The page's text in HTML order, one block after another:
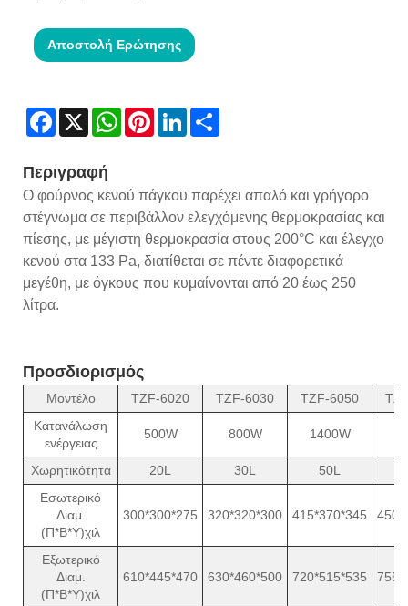
Αποστολή Ερώτησης
Facebook
X WhatsAppPinterestLinkedIn
Περιγραφή
Ο φούρνος κενού πάγκου παρέχει απαλό και γρήγορο
στέγνωμα σε περιβάλλον ελεγχόμενης θερμοκρασίας και
πίεσης, με μέγιστη θερμοκρασία στους 200°C και έλεγχο
κενού στα 133 Pa, διατίθεται σε πέντε διαφορετικά
μεγέθη, με όγκους που κυμαίνονται από 20 έως 250
λίτρα.
Προσδιορισμός
Μοντέλο TZF-6020 TZF-6030 TZF-6050
Κατανάλωση
ενέργειας
500W 800W 1400W
Χωρητικότητα 20L 30L 50L
Εσωτερικό
Διαμ.
(Π*Β*Υ)χιλ
300*300*275 320*320*300 415*370*345
Εξωτερικό
Διαμ.
(Π*Β*Υ)χιλ
610*445*470 630*460*500 720*515*535